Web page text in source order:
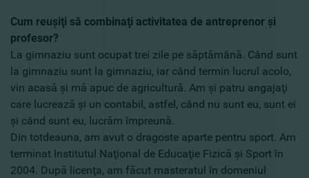
Cum reuşiţi să combinaţi activitatea de antreprenor şi
profesor?
La gimnaziu sunt ocupat trei zile pe săptămână. Când sunt
la gimnaziu sunt la gimnaziu, iar când termin lucrul acolo,
vin acasă şi mă apuc de agricultură. Am şi patru angajaţi
care lucrează şi un contabil, astfel, când nu sunt eu, sunt ei
şi când sunt eu, lucrăm împreună.
Din totdeauna, am avut o dragoste aparte pentru sport. Am
terminat Institutul Naţional de Educaţie Fizică şi Sport în
2004. După licenţa, am făcut masteratul în domeniul